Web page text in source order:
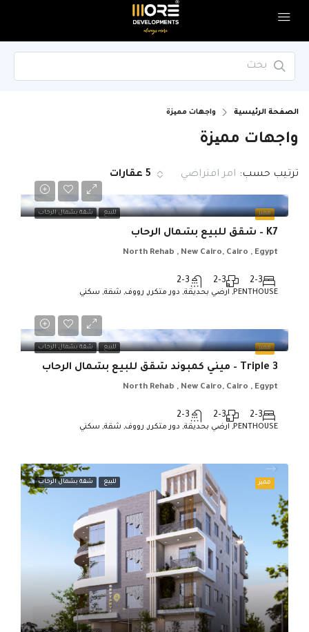
الصفحة الرئيسية واجهات ممیزة
واجهات ممیزة
5 عقارات ترتيب حسب: امر افتراضي
مميز للبيع شقة بشمال الرحاب
K7 – شقق للبيع بشمال الرحاب
North Rehab , New Cairo, Cairo , Egypt
2-3
2-3
2-3
PENTHOUSE, ارضي بحديقة, دور متكرر, رووف, شقة, سكني
مميز للبيع شقة بشمال الرحاب
Triple 3 – ميني كمبوند شقق للبيع بشمال الرحاب
North Rehab , New Cairo, Cairo , Egypt
2-3
2-3
2-3
PENTHOUSE, ارضي بحديقة, دور متكرر, رووف, شقة, سكني
مميز للبيع شقة بشمال الرحاب